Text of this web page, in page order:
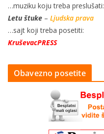
…muziku koju treba preslušati:
Letu štuke – Ljudska prava
…sajt koji treba posetiti:
KruševacPRESS
Obavezno posetite